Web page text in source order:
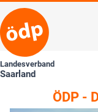
Landesverband
Saarland
ÖDP -